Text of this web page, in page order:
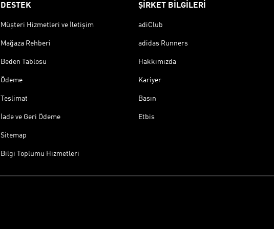
DESTEK
Müşteri Hizmetleri ve İletişim
Mağaza Rehberi
Beden Tablosu
Ödeme
Teslimat
İade ve Geri Ödeme
Sitemap
Bilgi Toplumu Hizmetleri
ŞİRKET BİLGİLERİ
adiClub
adidas Runners
Hakkımızda
Kariyer
Basın
Etbis